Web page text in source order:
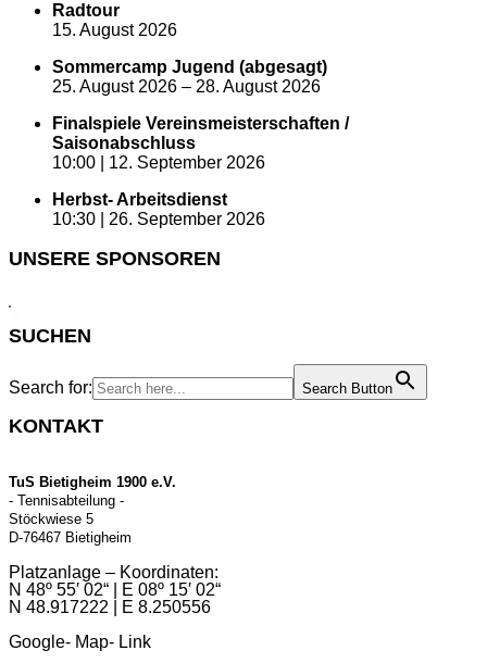
Radtour
15. August 2026
Sommercamp Jugend (abgesagt)
25. August 2026 – 28. August 2026
Finalspiele Vereinsmeisterschaften /
Saisonabschluss
10:00 | 12. September 2026
Herbst- Arbeitsdienst
10:30 | 26. September 2026
UNSERE SPONSOREN
SUCHEN
Search for: Search Button
KONTAKT
TuS Bietigheim 1900 e.V.
- Tennisabteilung -
Stöckwiese 5
D-76467 Bietigheim
Platzanlage – Koordinaten:
N 48º 55′ 02“ | E 08º 15′ 02“
N 48.917222 | E 8.250556
Google- Map- Link